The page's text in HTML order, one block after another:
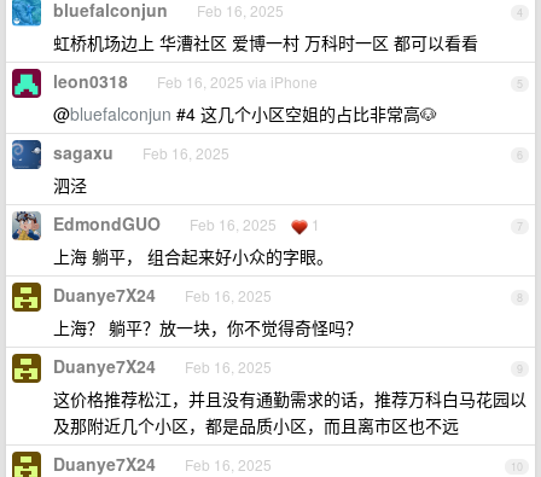
4
bluefalconjun Feb 16, 2025
虹桥机场边上 华漕社区 爱博一村 万科时一区 都可以看看
5
leon0318 Feb 16, 2025 via iPhone
@bluefalconjun #4 这几个小区空姐的占比非常高🐶
6
sagaxu Feb 16, 2025
泗泾
7
EdmondGUO Feb 16, 2025 1
上海 躺平， 组合起来好小众的字眼。
8
Duanye7X24 Feb 16, 2025
上海？ 躺平？放一块，你不觉得奇怪吗？
9
Duanye7X24 Feb 16, 2025
这价格推荐松江，并且没有通勤需求的话，推荐万科白马花园以
及那附近几个小区，都是品质小区，而且离市区也不远
10
Duanye7X24 Feb 16, 2025